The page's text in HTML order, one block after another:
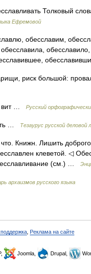
Толковый
Ефремовой
обесславим,
риск большой:
вит … Русский
… Тезаурус русской деловой
Книжн. Лишить
клеветой. ◁
(см.) …
архаизмов русского языка
Реклама на сайте
Joomla, Drupal,